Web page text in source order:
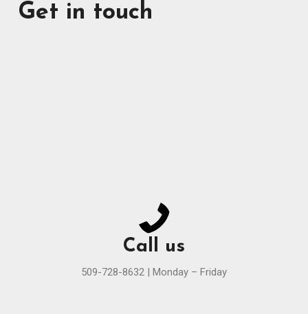
Get in touch
Call us
509-728-8632 | Monday – Friday